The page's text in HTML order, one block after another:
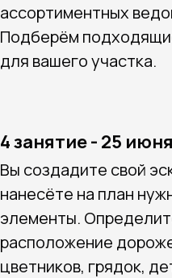
ассортиментных
Подберём
для вашего участка.
4 занятие - 25 июня
Вы создадите свой
нанесёте на план
элементы.
расположение
цветников, грядок,